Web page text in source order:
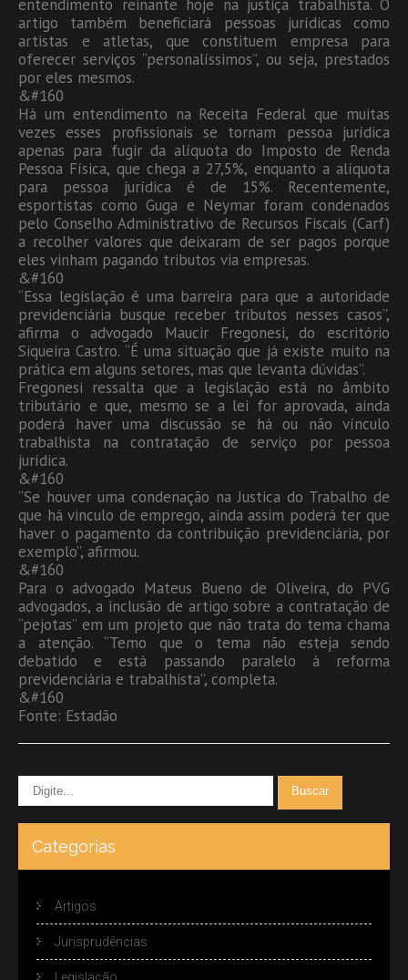
entendimento reinante hoje na justiça trabalhista. O
artigo também beneficiará pessoas jurídicas como
artistas e atletas, que constituem empresa para
oferecer serviços “personalíssimos”, ou seja, prestados
por eles mesmos.
&#160
Há um entendimento na Receita Federal que muitas
vezes esses profissionais se tornam pessoa jurídica
apenas para fugir da alíquota do Imposto de Renda
Pessoa Física, que chega a 27,5%, enquanto a alíquota
para pessoa jurídica é de 15%. Recentemente,
esportistas como Guga e Neymar foram condenados
pelo Conselho Administrativo de Recursos Fiscais (Carf)
a recolher valores que deixaram de ser pagos porque
eles vinham pagando tributos via empresas.
&#160
“Essa legislação é uma barreira para que a autoridade
previdenciária busque receber tributos nesses casos”,
afirma o advogado Maucir Fregonesi, do escritório
Siqueira Castro. “É uma situação que já existe muito na
prática em alguns setores, mas que levanta dúvidas”.
Fregonesi ressalta que a legislação está no âmbito
tributário e que, mesmo se a lei for aprovada, ainda
poderá haver uma discussão se há ou não vínculo
trabalhista na contratação de serviço por pessoa
jurídica.
&#160
“Se houver uma condenação na Justica do Trabalho de
que há vinculo de emprego, ainda assim poderá ter que
haver o pagamento da contribuição previdenciária, por
exemplo”, afirmou.
&#160
Para o advogado Mateus Bueno de Oliveira, do PVG
advogados, a inclusão de artigo sobre a contratação de
“pejotas” em um projeto que não trata do tema chama
a atenção. “Temo que o tema não esteja sendo
debatido e está passando paralelo à reforma
previdenciária e trabalhista”, completa.
&#160
Fonte: Estadão
Categorias
Artigos
Jurisprudências
Legislação